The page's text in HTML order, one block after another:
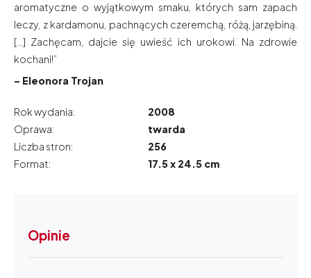
aromatyczne o wyjątkowym smaku, których sam zapach
leczy, z kardamonu, pachnących czeremchą, różą, jarzębiną.
[...] Zachęcam, dajcie się uwieść ich urokowi. Na zdrowie
kochani!”
– Eleonora Trojan
Rok wydania:
2008
Oprawa:
twarda
Liczba stron:
256
Format:
17.5 x 24.5 cm
Opinie